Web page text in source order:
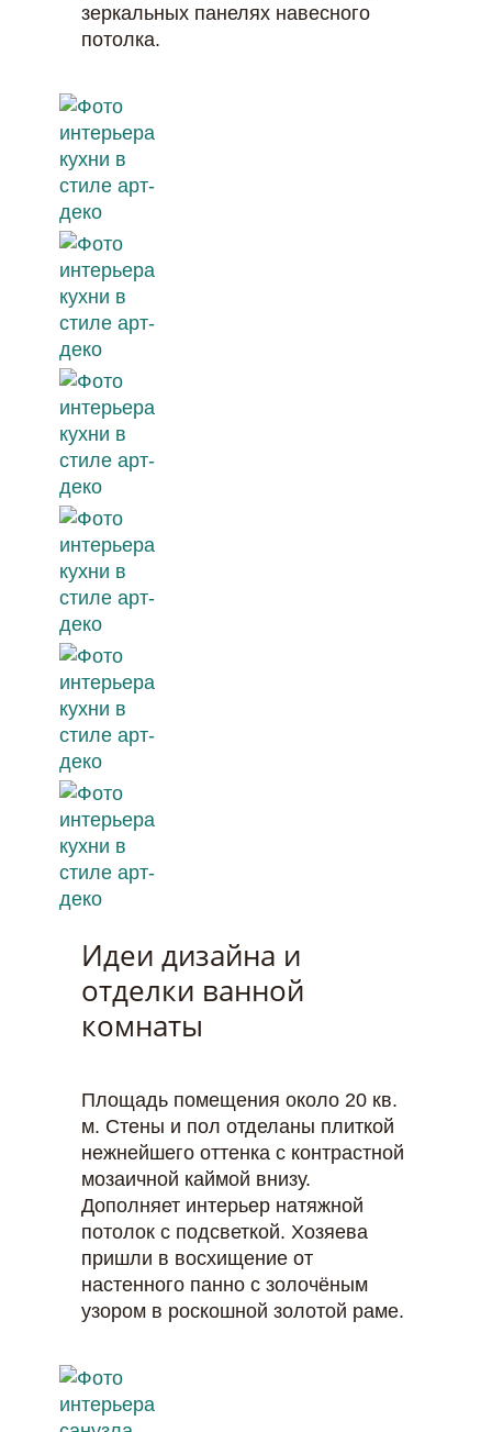
зеркальных панелях навесного
потолка.
Идеи дизайна и
отделки ванной
комнаты
Площадь помещения около 20 кв.
м. Стены и пол отделаны плиткой
нежнейшего оттенка с контрастной
мозаичной каймой внизу.
Дополняет интерьер натяжной
потолок с подсветкой. Хозяева
пришли в восхищение от
настенного панно с золочёным
узором в роскошной золотой раме.